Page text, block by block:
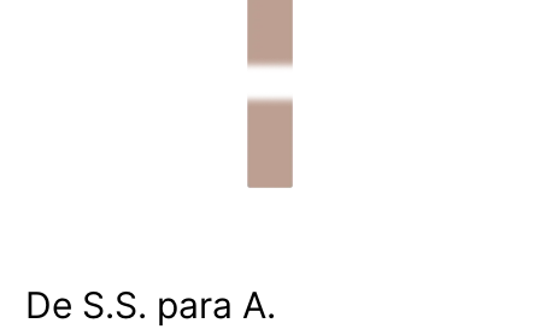
De S.S. para A.